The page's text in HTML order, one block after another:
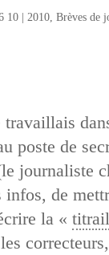
10| 2010, Brèves de
poste de
journaliste
de
la «